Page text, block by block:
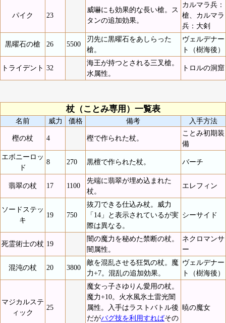
パイク 23
威嚇にも効果的な長い槍。ス
タンの追加効果。
カルマラ兵：
槍、カルマラ
兵：大剣
黒曜石の槍 26 5500
刃先に黒曜石をあしらった
槍。
ヴェルデナー
ト（樹海後）
トライデント 32
海王が持つとされる三叉槍。
水属性。
トロルの洞窟
杖（ことみ専用）一覧表
名前 威力 価格 備考 入手方法
樫の杖 4 樫で作られた杖。
ことみ初期装
備
エボニーロッ
ド
8 270 黒檀で作られた杖。 バーチ
翡翠の杖 17 1100
先端に翡翠が埋め込まれた
杖。
エレフィン
ソードステッ
キ
19 750
抜刀できる仕込み杖。威力
「14」と表示されているが実
際は異なる。
シーサイド
死霊術士の杖 19
闇の魔力を秘めた禁断の杖。
闇属性。
ネクロマンサ
ー
混沌の杖 20 3800
敵を混乱させる狂気の杖。魔
力+7。混乱の追加効果。
ヴェルデナー
ト（樹海後）
マジカルステ
ィック
25
魔女っ子さゆりん愛用の杖。
魔力+10。火水風氷土雷光闇
属性。入手はラストバトル後
だがバグ技を利用すればその
暁の魔女